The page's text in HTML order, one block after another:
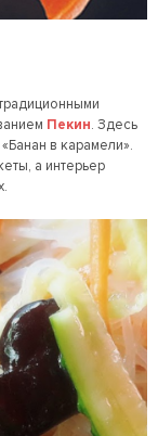
Пекин. Здесь
в карамели».
а интерьер